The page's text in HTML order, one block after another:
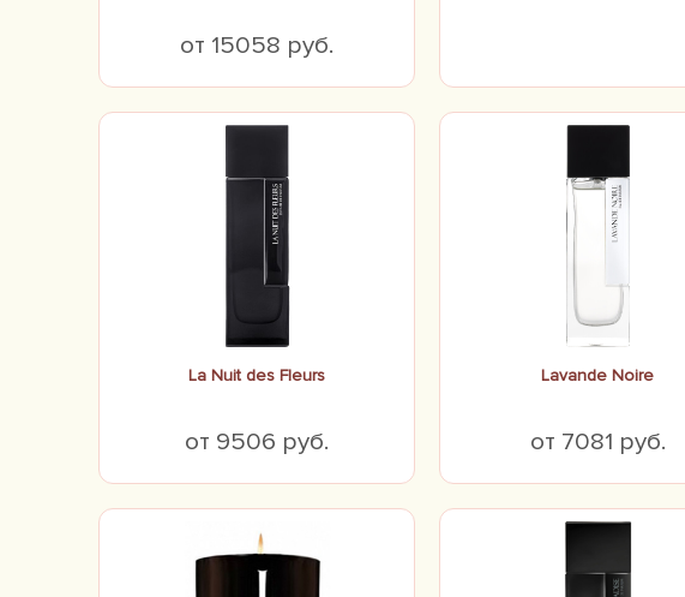
от 15058 руб.
La Nuit des Fleurs
от 9506 руб.
Lavande Noire
от 7081 руб.